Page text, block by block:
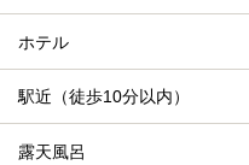
ホテル
駅近（徒歩10分以内）
露天風呂